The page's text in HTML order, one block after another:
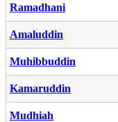
Ramadhani
Amaluddin
Muhibbuddin
Kamaruddin
Mudhiah